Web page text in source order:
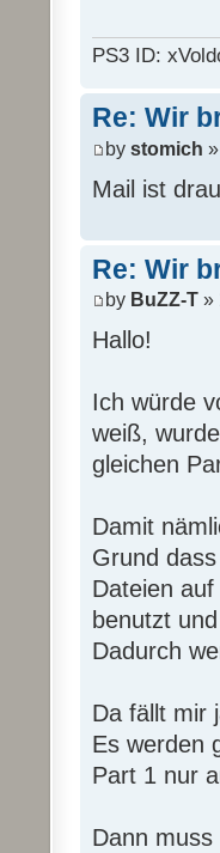
PS3 ID:
Re: Wir
by stomich
Mail ist
Re: Wir
by BuZZ-T »
Hallo!
Ich würde
weiß,
gleichen
Damit
Grund
Dateien
benutzt
Dadurch
Da fällt mir
Es werden
Part 1 nur
Dann